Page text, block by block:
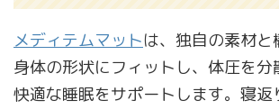
メディテムマットは、独自の素材と
身体の形状にフィットし、体圧を分
快適な睡眠をサポートします。寝返